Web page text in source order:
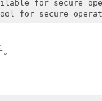
for secure